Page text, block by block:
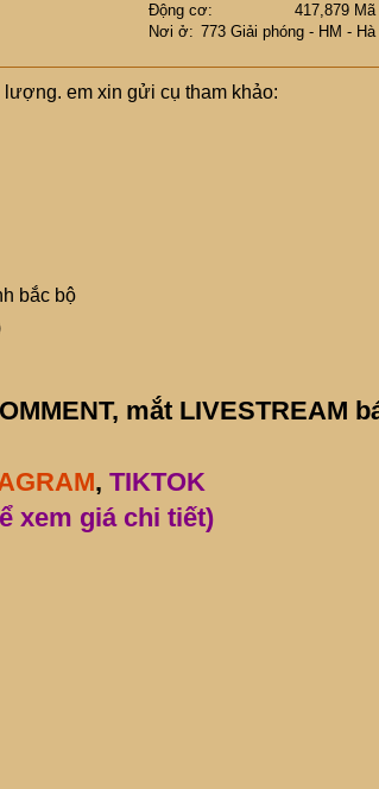
Động cơ
417,879
Nơi ở
773 Giải phóng - HM - Hà
em xin gửi cụ tham khảo:
bắc bộ
mắt LIVESTREAM
, TIKTOK
xem giá chi tiết)